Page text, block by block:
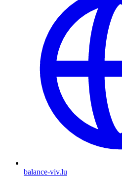
balance-viv.lu